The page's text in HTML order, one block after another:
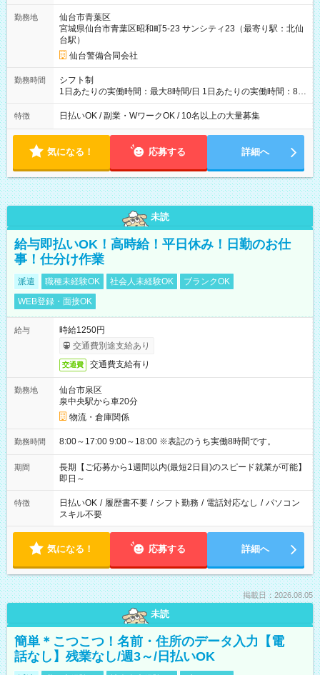
勤務地
仙台市青葉区
宮城県仙台市青葉区昭和町5-23 サンシティ23（最寄り駅：北仙
台駅）
仙台警備合同会社
勤務時間
シフト制
1日あたりの実働時間：最大8時間/日 1日あたりの実働時間：8時
間 シフト例 ・8時00分～17時00分 ・20時00分～5時00分
特徴 日払いOK / 副業・WワークOK / 10名以上の大量募集
気になる！ 応募する 詳細へ
未読
給与即払いOK！高時給！平日休み！日勤のお仕
事！仕分け作業
派遣 職種未経験OK 社会人未経験OK
ブランクOK
WEB登録・面接OK
給与
時給1250円
交通費別途支給あり
交通費 交通費支給有り
勤務地
仙台市泉区
泉中央駅から車20分
物流・倉庫関係
勤務時間 8:00～17:00 9:00～18:00 ※表記のうち実働8時間です。
期間
長期【ご応募から1週間以内(最短2日目)のスピード就業が可能】
即日～
特徴 日払いOK / 履歴書不要 / シフト勤務 / 電話対応なし / パソコン
スキル不要
気になる！ 応募する 詳細へ
掲載日：2026.08.05
未読
簡単＊こつこつ！名前・住所のデータ入力【電
話なし】残業なし/週3～/日払いOK